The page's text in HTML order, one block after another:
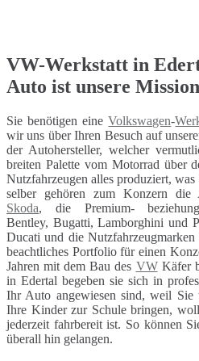
VW-Werkstatt in
Auto ist unsere
Sie benötigen eineVolkswagen-
wir uns über Ihren Besuch auf
der Autohersteller, welcher
breiten Palette vom Motorrad über
Nutzfahrzeugen alles produziert, was
selber gehören zum Konzern die
Skoda, die Premium-
Bentley, Bugatti, Lamborghini und
Ducati und die
beachtliches Portfolio für einen
Jahren mit dem Bau des VWKäfer
in Edertal begeben sie sich in
Ihr Auto angewiesen sind, weil
Ihre Kinder zur Schule bringen,
jederzeit fahrbereit ist. So können
überall hin gelangen.